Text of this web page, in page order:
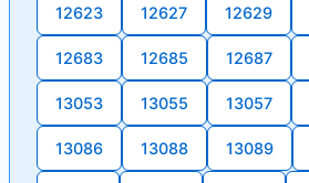
12623 12627 12629
12683 12685 12687
13053 13055 13057
13086 13088 13089